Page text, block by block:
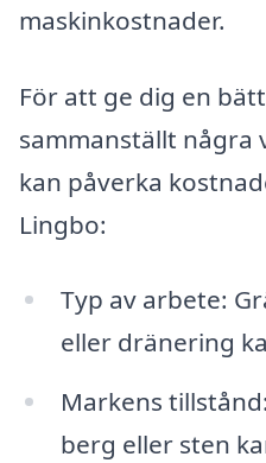
maskinkostnader.
För att ge dig en
sammanställt några
kan påverka
Lingbo:
Typ av arbete:
eller dränering
Markens
berg eller sten